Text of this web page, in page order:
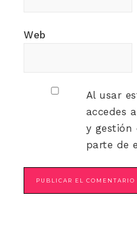
Web
Al usar
accedes
y gestión
parte de